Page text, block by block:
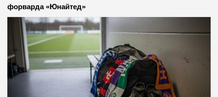
форварда «Юнайтед»